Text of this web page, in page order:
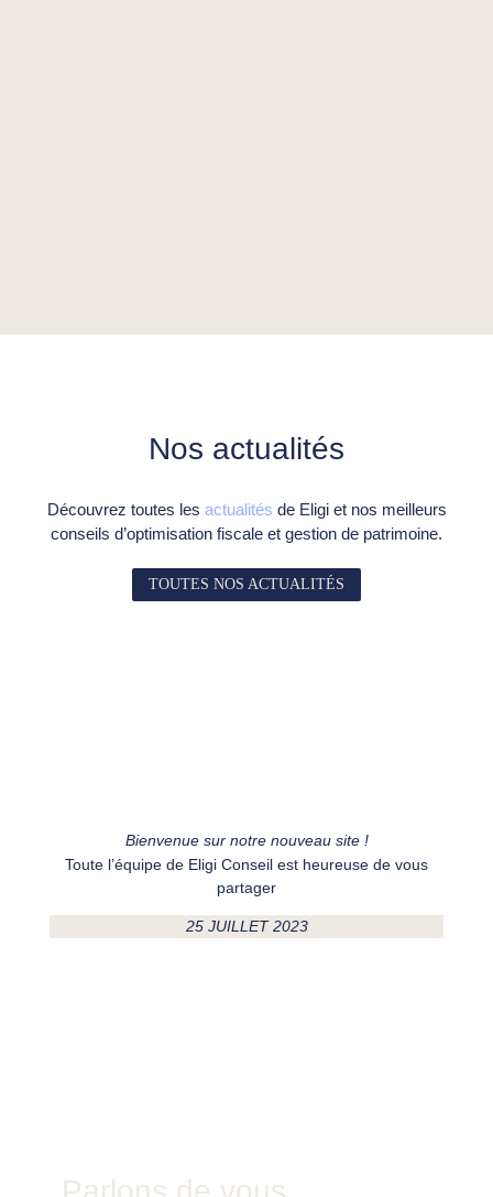
Des conseils précis qui
Des conseils d’experts pour
Nos actualités
Découvrez toutes les actualités de Eligi et nos meilleurs
conseils d’optimisation fiscale et gestion de patrimoine.
TOUTES NOS ACTUALITÉS
Bienvenue sur notre nouveau site !
Toute l’équipe de Eligi Conseil est heureuse de vous
partager
25 JUILLET 2023